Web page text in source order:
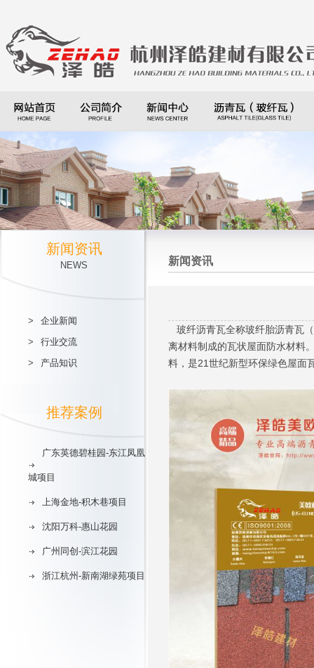
新闻资讯
NEWS
>
企业新闻
>
行业交流
>
产品知识
推荐案例
广东英德碧桂园-东江凤凰
城项目
上海金地-积木巷项目
沈阳万科-惠山花园
广州同创-滨江花园
浙江杭州-新南湖绿苑项目
新闻资讯
玻纤沥青瓦全称玻纤胎沥青瓦
离材料制成的瓦状屋面防水材料
料，是21世纪新型环保绿色屋面